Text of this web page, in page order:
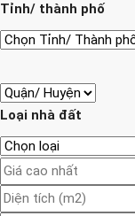
Tỉnh/ thành phố
Loại nhà đất